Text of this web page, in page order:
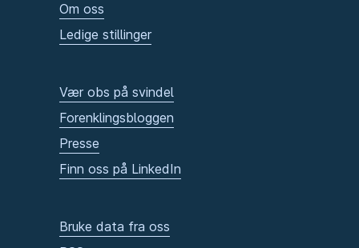
Om oss
Ledige stillinger
Vær obs på svindel
Forenklingsbloggen
Presse
Finn oss på LinkedIn
Bruke data fra oss